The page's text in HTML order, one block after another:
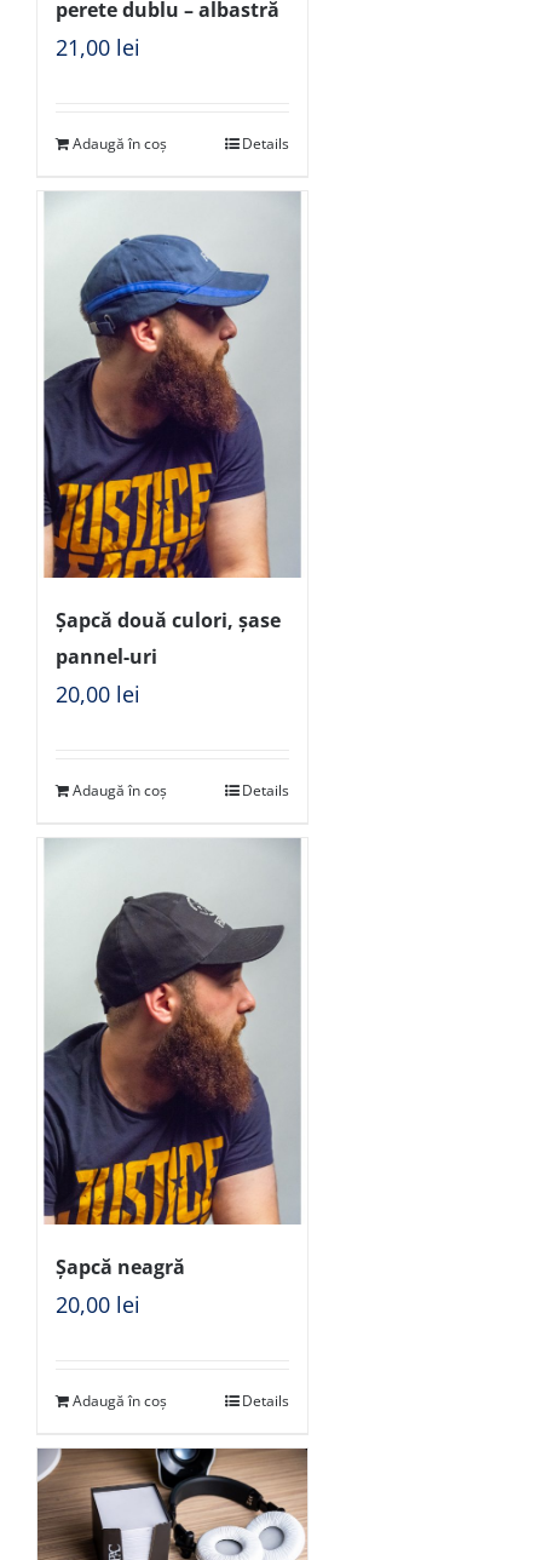
perete dublu – albastră
21,00 lei
Adaugă în coș Details
Șapcă două culori, șase
pannel-uri
20,00 lei
Adaugă în coș Details
Șapcă neagră
20,00 lei
Adaugă în coș Details